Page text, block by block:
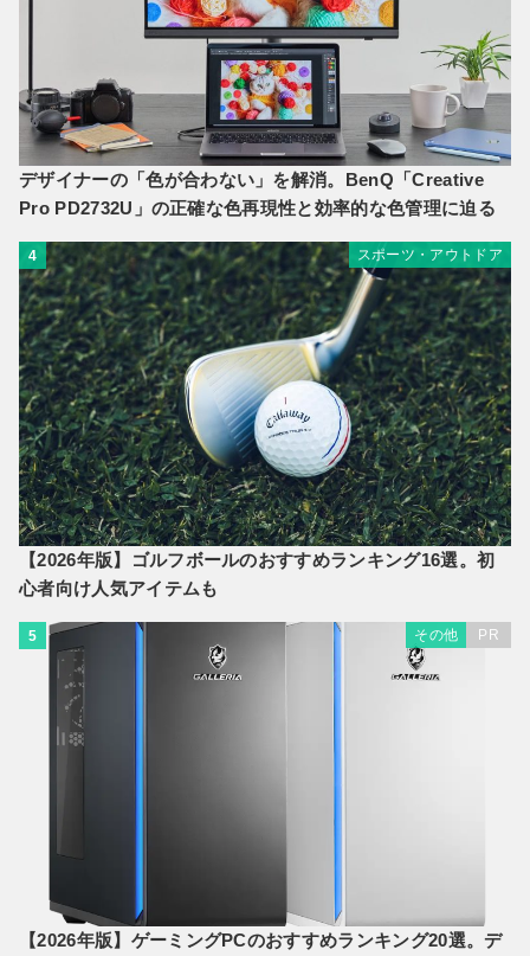
デザイナーの「色が合わない」を解消。BenQ「Creative
Pro PD2732U」の正確な色再現性と効率的な色管理に迫る
4 スポーツ・アウトドア
【2026年版】ゴルフボールのおすすめランキング16選。初
心者向け人気アイテムも
5 その他 PR
【2026年版】ゲーミングPCのおすすめランキング20選。デ